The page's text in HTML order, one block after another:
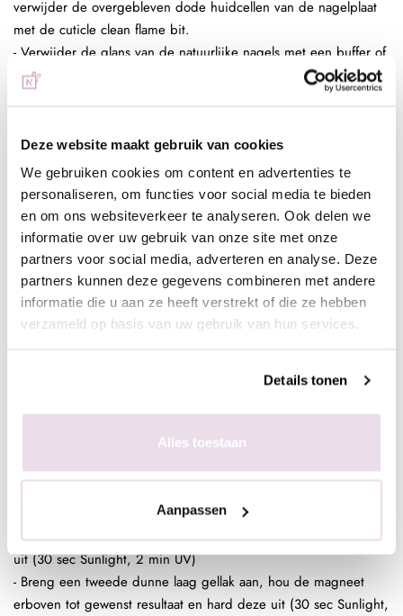
Deze website maakt gebruik van cookies
We gebruiken cookies om content en advertenties te
personaliseren, om functies voor social media te bieden
en om ons websiteverkeer te analyseren. Ook delen we
informatie over uw gebruik van onze site met onze
partners voor social media, adverteren en analyse. Deze
partners kunnen deze gegevens combineren met andere
informatie die u aan ze heeft verstrekt of die ze hebben
verzameld op basis van uw gebruik van hun services.
Details tonen
Alles toestaan
Aanpassen
verwijder de overgebleven dode huidcellen van de nagelplaat
met de cuticle clean flame bit.
- Verwijder de glans van de natuurlijke nagels met een buffer of
zachte 180 gritt vijl
- Breng een dunne laag basecoat aan en hard deze uit (30 sec
Sunlight, 2 min UV) bijvoorbeeld Rubber Base, Superbond Base
of de Base/Top
- Optioneel kun je een kleine bolling bouwen met rubber base
of structure gel en hard deze uit (30 sec Sunlight, 2 min UV)
- Breng een dunne laag Be Jeweled Cateye aan en hard deze
uit (30 sec Sunlight, 2 min UV)
- Breng een tweede dunne laag gellak aan, hou de magneet
erboven tot gewenst resultaat en hard deze uit (30 sec Sunlight,
min UV) bijvoorbeeld de Base/Top of Next Topgel.
aanbrengen op kunstnagels:
- Breng de kunstnagels aan zoals gebruikelijk en vijl deze in
- Verwijder de stofresten
- Breng een dunne laag Be Jeweled Cateye aan en hard deze
uit (30 sec Sunlight, 2 min UV)
- Breng een tweede dunne laag gellak aan, hou de magneet
erboven tot gewenst resultaat en hard deze uit (30 sec Sunlight,